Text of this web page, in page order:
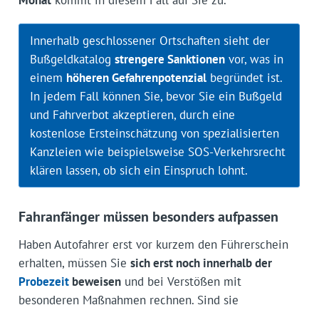
Innerhalb geschlossener Ortschaften sieht der
Bußgeldkatalog strengere Sanktionenvor, was in
einem höheren Gefahrenpotenzialbegründet ist.
In jedem Fall können Sie, bevor Sie ein Bußgeld
und Fahrverbot akzeptieren, durch eine
kostenlose Ersteinschätzung von spezialisierten
Kanzleien wie beispielsweise SOS-Verkehrsrecht
klären lassen, ob sich ein Einspruch lohnt.
Fahranfänger müssen besonders aufpassen
Haben Autofahrer erst vor kurzem den Führerschein
erhalten, müssen Sie sich erst noch innerhalb der
Probezeitbeweisenund bei Verstößen mit
besonderen Maßnahmen rechnen. Sind sie